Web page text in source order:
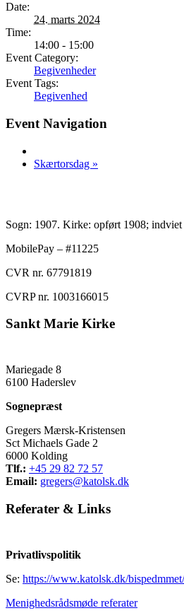
Date:
24. marts 2024
Time:
14:00 - 15:00
Event Category:
Begivenheder
Event Tags:
Begivenhed
Event Navigation
Skærtorsdag »
Sogn: 1907. Kirke: opført 1908; indviet
MobilePay – #11225
CVR nr. 67791819
CVRP nr. 1003166015
Sankt Marie Kirke
Mariegade 8
6100 Haderslev
Sognepræst
Gregers Mærsk-Kristensen
Sct Michaels Gade 2
6000 Kolding
Tlf.: +45 29 82 72 57
Email: gregers@katolsk.dk
Referater & Links
Privatlivspolitik
Se: https://www.katolsk.dk/
Menighedsrådsmøde referater